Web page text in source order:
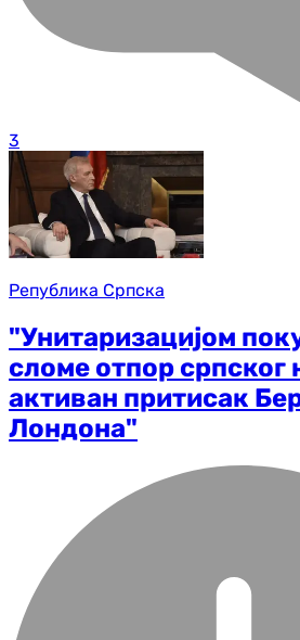
3
Република Српска
"Унитаризацијом
сломе отпор српског
активан притисак
Лондона"